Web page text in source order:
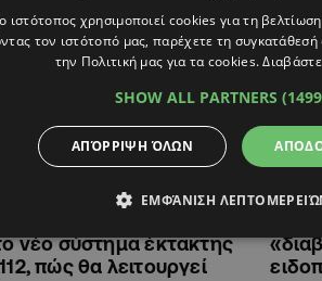
νέο σύστημα έκτακτης
πώς θα λειτουργεί
ιστότοπος χρησιμοποιεί cookies για τη
τον ιστότοπό μας, παρέχετε τη
την Πολιτική μας για τα cookies.
SHOW ALL PARTNERS
ΑΠΌΡΡΙΨΗ ΌΛΩΝ
ΕΜΦΆΝΙΣΗ